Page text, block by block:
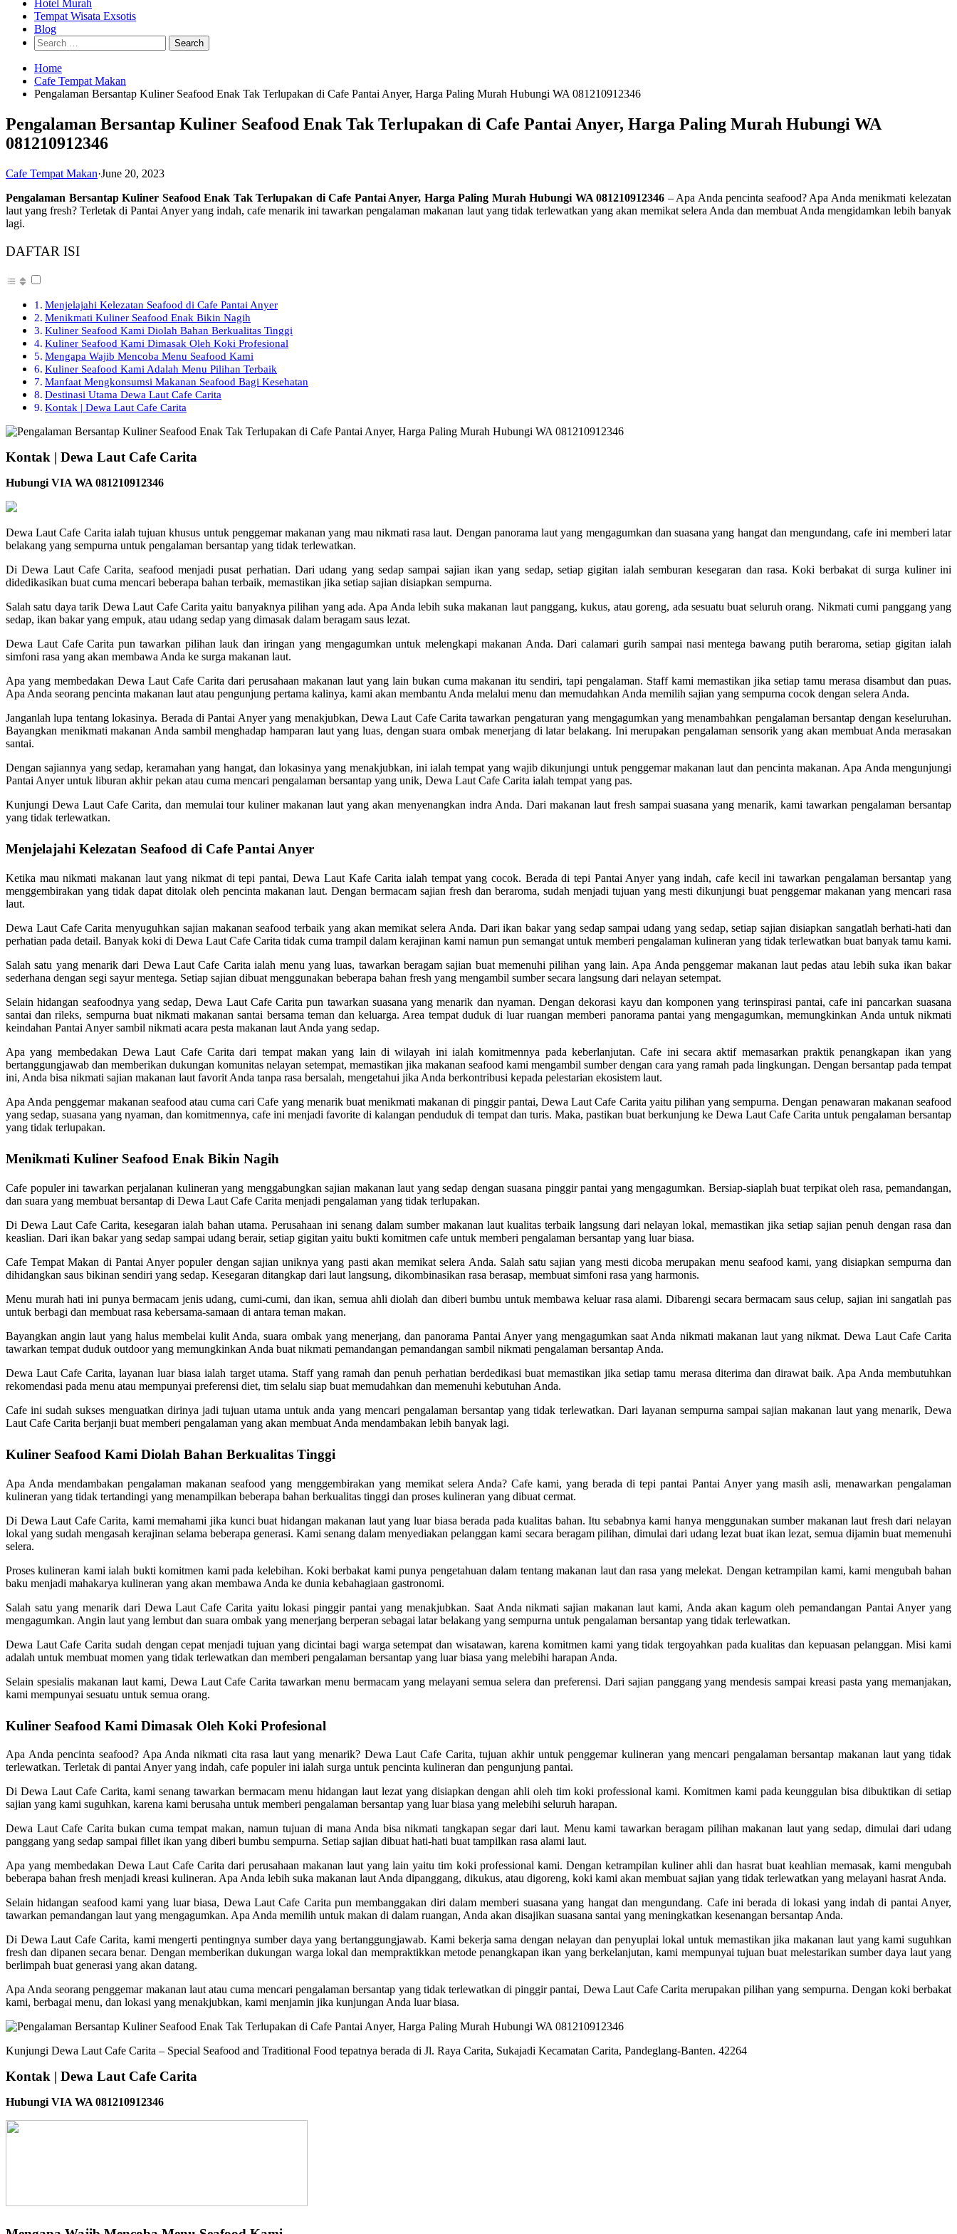
Hotel Murah
Tempat Wisata Exsotis
Blog
Search
for:
Home
Cafe Tempat Makan
Pengalaman Bersantap Kuliner Seafood Enak Tak Terlupakan di Cafe Pantai Anyer, Harga Paling Murah Hubungi WA 081210912346
Pengalaman Bersantap Kuliner Seafood Enak Tak Terlupakan di Cafe Pantai Anyer, Harga Paling Murah Hubungi WA
081210912346
Cafe Tempat Makan·June 20, 2023
Pengalaman Bersantap Kuliner Seafood Enak Tak Terlupakan di Cafe Pantai Anyer, Harga Paling Murah Hubungi WA 081210912346 – Apa Anda pencinta seafood? Apa Anda menikmati kelezatan
laut yang fresh? Terletak di Pantai Anyer yang indah, cafe menarik ini tawarkan pengalaman makanan laut yang tidak terlewatkan yang akan memikat selera Anda dan membuat Anda mengidamkan lebih banyak
lagi.
DAFTAR ISI
Menjelajahi Kelezatan Seafood di Cafe Pantai Anyer
Menikmati Kuliner Seafood Enak Bikin Nagih
Kuliner Seafood Kami Diolah Bahan Berkualitas Tinggi
Kuliner Seafood Kami Dimasak Oleh Koki Profesional
Mengapa Wajib Mencoba Menu Seafood Kami
Kuliner Seafood Kami Adalah Menu Pilihan Terbaik
Manfaat Mengkonsumsi Makanan Seafood Bagi Kesehatan
Destinasi Utama Dewa Laut Cafe Carita
Kontak | Dewa Laut Cafe Carita
Kontak | Dewa Laut Cafe Carita
Hubungi VIA WA 081210912346
Dewa Laut Cafe Carita ialah tujuan khusus untuk penggemar makanan yang mau nikmati rasa laut. Dengan panorama laut yang mengagumkan dan suasana yang hangat dan mengundang, cafe ini memberi latar
belakang yang sempurna untuk pengalaman bersantap yang tidak terlewatkan.
Di Dewa Laut Cafe Carita, seafood menjadi pusat perhatian. Dari udang yang sedap sampai sajian ikan yang sedap, setiap gigitan ialah semburan kesegaran dan rasa. Koki berbakat di surga kuliner ini
didedikasikan buat cuma mencari beberapa bahan terbaik, memastikan jika setiap sajian disiapkan sempurna.
Salah satu daya tarik Dewa Laut Cafe Carita yaitu banyaknya pilihan yang ada. Apa Anda lebih suka makanan laut panggang, kukus, atau goreng, ada sesuatu buat seluruh orang. Nikmati cumi panggang yang
sedap, ikan bakar yang empuk, atau udang sedap yang dimasak dalam beragam saus lezat.
Dewa Laut Cafe Carita pun tawarkan pilihan lauk dan iringan yang mengagumkan untuk melengkapi makanan Anda. Dari calamari gurih sampai nasi mentega bawang putih beraroma, setiap gigitan ialah
simfoni rasa yang akan membawa Anda ke surga makanan laut.
Apa yang membedakan Dewa Laut Cafe Carita dari perusahaan makanan laut yang lain bukan cuma makanan itu sendiri, tapi pengalaman. Staff kami memastikan jika setiap tamu merasa disambut dan puas.
Apa Anda seorang pencinta makanan laut atau pengunjung pertama kalinya, kami akan membantu Anda melalui menu dan memudahkan Anda memilih sajian yang sempurna cocok dengan selera Anda.
Janganlah lupa tentang lokasinya. Berada di Pantai Anyer yang menakjubkan, Dewa Laut Cafe Carita tawarkan pengaturan yang mengagumkan yang menambahkan pengalaman bersantap dengan keseluruhan.
Bayangkan menikmati makanan Anda sambil menghadap hamparan laut yang luas, dengan suara ombak menerjang di latar belakang. Ini merupakan pengalaman sensorik yang akan membuat Anda merasakan
santai.
Dengan sajiannya yang sedap, keramahan yang hangat, dan lokasinya yang menakjubkan, ini ialah tempat yang wajib dikunjungi untuk penggemar makanan laut dan pencinta makanan. Apa Anda mengunjungi
Pantai Anyer untuk liburan akhir pekan atau cuma mencari pengalaman bersantap yang unik, Dewa Laut Cafe Carita ialah tempat yang pas.
Kunjungi Dewa Laut Cafe Carita, dan memulai tour kuliner makanan laut yang akan menyenangkan indra Anda. Dari makanan laut fresh sampai suasana yang menarik, kami tawarkan pengalaman bersantap
yang tidak terlewatkan.
Menjelajahi Kelezatan Seafood di Cafe Pantai Anyer
Ketika mau nikmati makanan laut yang nikmat di tepi pantai, Dewa Laut Kafe Carita ialah tempat yang cocok. Berada di tepi Pantai Anyer yang indah, cafe kecil ini tawarkan pengalaman bersantap yang
menggembirakan yang tidak dapat ditolak oleh pencinta makanan laut. Dengan bermacam sajian fresh dan beraroma, sudah menjadi tujuan yang mesti dikunjungi buat penggemar makanan yang mencari rasa
laut.
Dewa Laut Cafe Carita menyuguhkan sajian makanan seafood terbaik yang akan memikat selera Anda. Dari ikan bakar yang sedap sampai udang yang sedap, setiap sajian disiapkan sangatlah berhati-hati dan
perhatian pada detail. Banyak koki di Dewa Laut Cafe Carita tidak cuma trampil dalam kerajinan kami namun pun semangat untuk memberi pengalaman kulineran yang tidak terlewatkan buat banyak tamu kami.
Salah satu yang menarik dari Dewa Laut Cafe Carita ialah menu yang luas, tawarkan beragam sajian buat memenuhi pilihan yang lain. Apa Anda penggemar makanan laut pedas atau lebih suka ikan bakar
sederhana dengan segi sayur mentega. Setiap sajian dibuat menggunakan beberapa bahan fresh yang mengambil sumber secara langsung dari nelayan setempat.
Selain hidangan seafoodnya yang sedap, Dewa Laut Cafe Carita pun tawarkan suasana yang menarik dan nyaman. Dengan dekorasi kayu dan komponen yang terinspirasi pantai, cafe ini pancarkan suasana
santai dan rileks, sempurna buat nikmati makanan santai bersama teman dan keluarga. Area tempat duduk di luar ruangan memberi panorama pantai yang mengagumkan, memungkinkan Anda untuk nikmati
keindahan Pantai Anyer sambil nikmati acara pesta makanan laut Anda yang sedap.
Apa yang membedakan Dewa Laut Cafe Carita dari tempat makan yang lain di wilayah ini ialah komitmennya pada keberlanjutan. Cafe ini secara aktif memasarkan praktik penangkapan ikan yang
bertanggungjawab dan memberikan dukungan komunitas nelayan setempat, memastikan jika makanan seafood kami mengambil sumber dengan cara yang ramah pada lingkungan. Dengan bersantap pada tempat
ini, Anda bisa nikmati sajian makanan laut favorit Anda tanpa rasa bersalah, mengetahui jika Anda berkontribusi kepada pelestarian ekosistem laut.
Apa Anda penggemar makanan seafood atau cuma cari Cafe yang menarik buat menikmati makanan di pinggir pantai, Dewa Laut Cafe Carita yaitu pilihan yang sempurna. Dengan penawaran makanan seafood
yang sedap, suasana yang nyaman, dan komitmennya, cafe ini menjadi favorite di kalangan penduduk di tempat dan turis. Maka, pastikan buat berkunjung ke Dewa Laut Cafe Carita untuk pengalaman bersantap
yang tidak terlupakan.
Menikmati Kuliner Seafood Enak Bikin Nagih
Cafe populer ini tawarkan perjalanan kulineran yang menggabungkan sajian makanan laut yang sedap dengan suasana pinggir pantai yang mengagumkan. Bersiap-siaplah buat terpikat oleh rasa, pemandangan,
dan suara yang membuat bersantap di Dewa Laut Cafe Carita menjadi pengalaman yang tidak terlupakan.
Di Dewa Laut Cafe Carita, kesegaran ialah bahan utama. Perusahaan ini senang dalam sumber makanan laut kualitas terbaik langsung dari nelayan lokal, memastikan jika setiap sajian penuh dengan rasa dan
keaslian. Dari ikan bakar yang sedap sampai udang berair, setiap gigitan yaitu bukti komitmen cafe untuk memberi pengalaman bersantap yang luar biasa.
Cafe Tempat Makan di Pantai Anyer populer dengan sajian uniknya yang pasti akan memikat selera Anda. Salah satu sajian yang mesti dicoba merupakan menu seafood kami, yang disiapkan sempurna dan
dihidangkan saus bikinan sendiri yang sedap. Kesegaran ditangkap dari laut langsung, dikombinasikan rasa berasap, membuat simfoni rasa yang harmonis.
Menu murah hati ini punya bermacam jenis udang, cumi-cumi, dan ikan, semua ahli diolah dan diberi bumbu untuk membawa keluar rasa alami. Dibarengi secara bermacam saus celup, sajian ini sangatlah pas
untuk berbagi dan membuat rasa kebersama-samaan di antara teman makan.
Bayangkan angin laut yang halus membelai kulit Anda, suara ombak yang menerjang, dan panorama Pantai Anyer yang mengagumkan saat Anda nikmati makanan laut yang nikmat. Dewa Laut Cafe Carita
tawarkan tempat duduk outdoor yang memungkinkan Anda buat nikmati pemandangan pemandangan sambil nikmati pengalaman bersantap Anda.
Dewa Laut Cafe Carita, layanan luar biasa ialah target utama. Staff yang ramah dan penuh perhatian berdedikasi buat memastikan jika setiap tamu merasa diterima dan dirawat baik. Apa Anda membutuhkan
rekomendasi pada menu atau mempunyai preferensi diet, tim selalu siap buat memudahkan dan memenuhi kebutuhan Anda.
Cafe ini sudah sukses menguatkan dirinya jadi tujuan utama untuk anda yang mencari pengalaman bersantap yang tidak terlewatkan. Dari layanan sempurna sampai sajian makanan laut yang menarik, Dewa
Laut Cafe Carita berjanji buat memberi pengalaman yang akan membuat Anda mendambakan lebih banyak lagi.
Kuliner Seafood Kami Diolah Bahan Berkualitas Tinggi
Apa Anda mendambakan pengalaman makanan seafood yang menggembirakan yang memikat selera Anda? Cafe kami, yang berada di tepi pantai Pantai Anyer yang masih asli, menawarkan pengalaman
kulineran yang tidak tertandingi yang menampilkan beberapa bahan berkualitas tinggi dan proses kulineran yang dibuat cermat.
Di Dewa Laut Cafe Carita, kami memahami jika kunci buat hidangan makanan laut yang luar biasa berada pada kualitas bahan. Itu sebabnya kami hanya menggunakan sumber makanan laut fresh dari nelayan
lokal yang sudah mengasah kerajinan selama beberapa generasi. Kami senang dalam menyediakan pelanggan kami secara beragam pilihan, dimulai dari udang lezat buat ikan lezat, semua dijamin buat memenuhi
selera.
Proses kulineran kami ialah bukti komitmen kami pada kelebihan. Koki berbakat kami punya pengetahuan dalam tentang makanan laut dan rasa yang melekat. Dengan ketrampilan kami, kami mengubah bahan
baku menjadi mahakarya kulineran yang akan membawa Anda ke dunia kebahagiaan gastronomi.
Salah satu yang menarik dari Dewa Laut Cafe Carita yaitu lokasi pinggir pantai yang menakjubkan. Saat Anda nikmati sajian makanan laut kami, Anda akan kagum oleh pemandangan Pantai Anyer yang
mengagumkan. Angin laut yang lembut dan suara ombak yang menerjang berperan sebagai latar belakang yang sempurna untuk pengalaman bersantap yang tidak terlewatkan.
Dewa Laut Cafe Carita sudah dengan cepat menjadi tujuan yang dicintai bagi warga setempat dan wisatawan, karena komitmen kami yang tidak tergoyahkan pada kualitas dan kepuasan pelanggan. Misi kami
adalah untuk membuat momen yang tidak terlewatkan dan memberi pengalaman bersantap yang luar biasa yang melebihi harapan Anda.
Selain spesialis makanan laut kami, Dewa Laut Cafe Carita tawarkan menu bermacam yang melayani semua selera dan preferensi. Dari sajian panggang yang mendesis sampai kreasi pasta yang memanjakan,
kami mempunyai sesuatu untuk semua orang.
Kuliner Seafood Kami Dimasak Oleh Koki Profesional
Apa Anda pencinta seafood? Apa Anda nikmati cita rasa laut yang menarik? Dewa Laut Cafe Carita, tujuan akhir untuk penggemar kulineran yang mencari pengalaman bersantap makanan laut yang tidak
terlewatkan. Terletak di pantai Anyer yang indah, cafe populer ini ialah surga untuk pencinta kulineran dan pengunjung pantai.
Di Dewa Laut Cafe Carita, kami senang tawarkan bermacam menu hidangan laut lezat yang disiapkan dengan ahli oleh tim koki professional kami. Komitmen kami pada keunggulan bisa dibuktikan di setiap
sajian yang kami suguhkan, karena kami berusaha untuk memberi pengalaman bersantap yang luar biasa yang melebihi seluruh harapan.
Dewa Laut Cafe Carita bukan cuma tempat makan, namun tujuan di mana Anda bisa nikmati tangkapan segar dari laut. Menu kami tawarkan beragam pilihan makanan laut yang sedap, dimulai dari udang
panggang yang sedap sampai fillet ikan yang diberi bumbu sempurna. Setiap sajian dibuat hati-hati buat tampilkan rasa alami laut.
Apa yang membedakan Dewa Laut Cafe Carita dari perusahaan makanan laut yang lain yaitu tim koki professional kami. Dengan ketrampilan kuliner ahli dan hasrat buat keahlian memasak, kami mengubah
beberapa bahan fresh menjadi kreasi kulineran. Apa Anda lebih suka makanan laut Anda dipanggang, dikukus, atau digoreng, koki kami akan membuat sajian yang tidak terlewatkan yang melayani hasrat Anda.
Selain hidangan seafood kami yang luar biasa, Dewa Laut Cafe Carita pun membanggakan diri dalam memberi suasana yang hangat dan mengundang. Cafe ini berada di lokasi yang indah di pantai Anyer,
tawarkan pemandangan laut yang mengagumkan. Apa Anda memilih untuk makan di dalam ruangan, Anda akan disajikan suasana santai yang meningkatkan kesenangan bersantap Anda.
Di Dewa Laut Cafe Carita, kami mengerti pentingnya sumber daya yang bertanggungjawab. Kami bekerja sama dengan nelayan dan penyuplai lokal untuk memastikan jika makanan laut yang kami suguhkan
fresh dan dipanen secara benar. Dengan memberikan dukungan warga lokal dan mempraktikkan metode penangkapan ikan yang berkelanjutan, kami mempunyai tujuan buat melestarikan sumber daya laut yang
berlimpah buat generasi yang akan datang.
Apa Anda seorang penggemar makanan laut atau cuma mencari pengalaman bersantap yang tidak terlewatkan di pinggir pantai, Dewa Laut Cafe Carita merupakan pilihan yang sempurna. Dengan koki berbakat
kami, berbagai menu, dan lokasi yang menakjubkan, kami menjamin jika kunjungan Anda luar biasa.
Kunjungi Dewa Laut Cafe Carita – Special Seafood and Traditional Food tepatnya berada di Jl. Raya Carita, Sukajadi Kecamatan Carita, Pandeglang-Banten. 42264
Kontak | Dewa Laut Cafe Carita
Hubungi VIA WA 081210912346